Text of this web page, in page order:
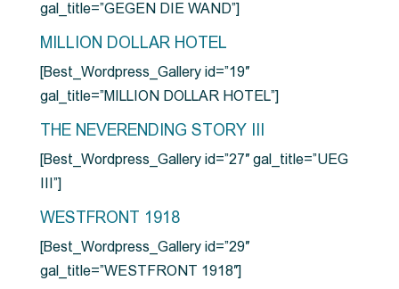
gal_title=”GEGEN DIE WAND”]
MILLION DOLLAR HOTEL
[Best_Wordpress_Gallery id=”19″
gal_title=”MILLION DOLLAR HOTEL”]
THE NEVERENDING STORY III
[Best_Wordpress_Gallery id=”27″ gal_title=”UEG
III”]
WESTFRONT 1918
[Best_Wordpress_Gallery id=”29″
gal_title=”WESTFRONT 1918″]